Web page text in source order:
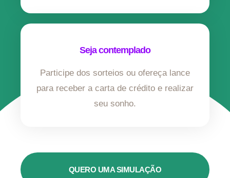
Seja contemplado
Participe dos sorteios ou ofereça lance
para receber a carta de crédito e realizar
seu sonho.
QUERO UMA SIMULAÇÃO